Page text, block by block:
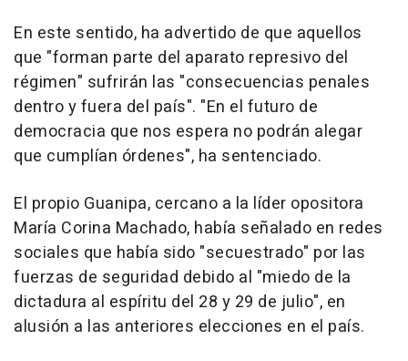
En este sentido, ha advertido de que aquellos
que "forman parte del aparato represivo del
régimen" sufrirán las "consecuencias penales
dentro y fuera del país". "En el futuro de
democracia que nos espera no podrán alegar
que cumplían órdenes", ha sentenciado.
El propio Guanipa, cercano a la líder opositora
María Corina Machado, había señalado en redes
sociales que había sido "secuestrado" por las
fuerzas de seguridad debido al "miedo de la
dictadura al espíritu del 28 y 29 de julio", en
alusión a las anteriores elecciones en el país.